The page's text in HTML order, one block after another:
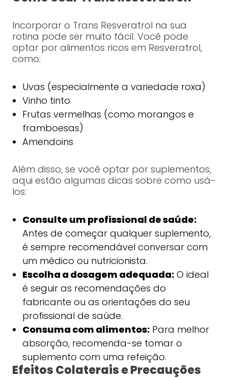
Incorporar o Trans Resveratrol na sua
rotina pode ser muito fácil. Você pode
optar por alimentos ricos em Resveratrol,
como:
Uvas (especialmente a variedade roxa)
Vinho tinto
Frutas vermelhas (como morangos e
framboesas)
Amendoins
Além disso, se você optar por suplementos,
aqui estão algumas dicas sobre como usá-
los:
Consulte um profissional de saúde:
Antes de começar qualquer suplemento,
é sempre recomendável conversar com
um médico ou nutricionista.
Escolha a dosagem adequada:O ideal
é seguir as recomendações do
fabricante ou as orientações do seu
profissional de saúde.
Consuma com alimentos:Para melhor
absorção, recomenda-se tomar o
suplemento com uma refeição.
Efeitos Colaterais e Precauções